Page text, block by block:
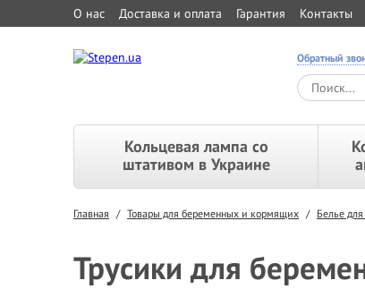
О нас Доставка и оплата Гарантия Контакты
Обратный
Кольцевая лампа со
штативом в Украине
Главная / Товары для беременных и кормящих / Белье
Трусики для